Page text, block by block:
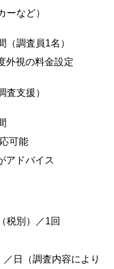
ーなど）
（調査員1名）
外視の料金設定
査支援）
可能
アドバイス
税別）／1回
日（調査内容により